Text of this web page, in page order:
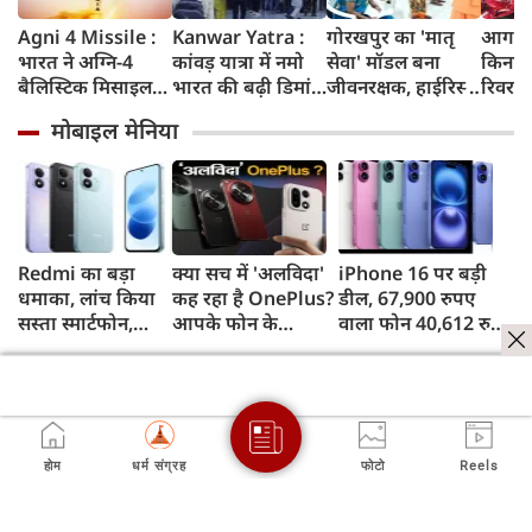
Agni 4 Missile :
भारत ने अग्नि-4
बैलिस्टिक मिसाइल
किया, 4,000 KM
तक मारक क्षमता
Kanwar Yatra :
कांवड़ यात्रा में नमो
भारत की बढ़ी डिमांड,
कई स्टेशनों पर 50%
तक बढ़ी यात्रियों की
संख्या
गोरखपुर का 'मातृ
सेवा' मॉडल बना
जीवनरक्षक, हाईरिस्क
इलाज से बची 77
जिंदगियां
आगरा
रिवर
करेगी
मोबाइल मेनिया
Redmi का बड़ा
धमाका, लांच किया
सस्ता स्मार्टफोन,
8,000mAh बैटरी
क्या सच में 'अलविदा'
कह रहा है OnePlus?
आपके फोन के
अपडेट्स और वारंटी पर
iPhone 16 पर बड़ी
डील, 67,900 रुपए
वाला फोन 40,612 रुपए
में खरीदने का मौका, ऐसे
होम धर्म संग्रह फोटो Reels